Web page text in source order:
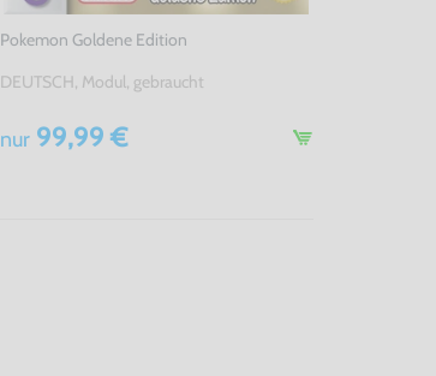
Pokemon Goldene Edition
DEUTSCH, Modul, gebraucht
nur99,99 €